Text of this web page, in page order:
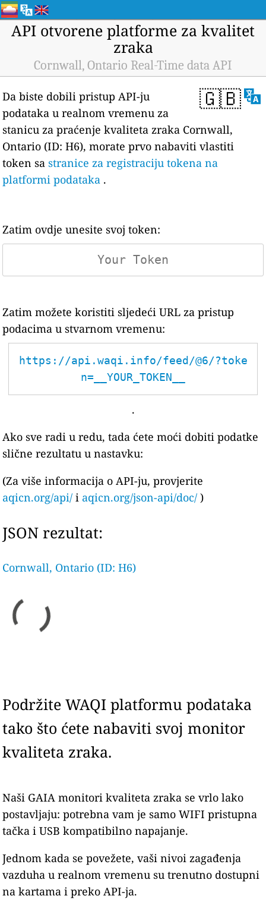
API otvorene platforme za kvalitet
zraka
Cornwall, Ontario Real-Time data API
🇬🇧
Da biste dobili pristup API-ju
podataka u realnom vremenu za
stanicu za praćenje kvaliteta zraka Cornwall,
Ontario (ID: H6), morate prvo nabaviti vlastiti
token sastranice za registraciju tokena na
platformi podataka .
Zatim ovdje unesite svoj token:
Zatim možete koristiti sljedeći URL za pristup
podacima u stvarnom vremenu:
https://api.waqi.info/feed/@6/?toke
n=__YOUR_TOKEN__
.
Ako sve radi u redu, tada ćete moći dobiti podatke
slične rezultatu u nastavku:
(Za više informacija o API-ju, provjerite
aqicn.org/api/ i aqicn.org/json-api/doc/ )
JSON rezultat:
Cornwall, Ontario (ID: H6)
Podržite WAQI platformu podataka
tako što ćete nabaviti svoj monitor
kvaliteta zraka.
Naši GAIA monitori kvaliteta zraka se vrlo lako
postavljaju: potrebna vam je samo WIFI pristupna
tačka i USB kompatibilno napajanje.
Jednom kada se povežete, vaši nivoi zagađenja
vazduha u realnom vremenu su trenutno dostupni
na kartama i preko API-ja.